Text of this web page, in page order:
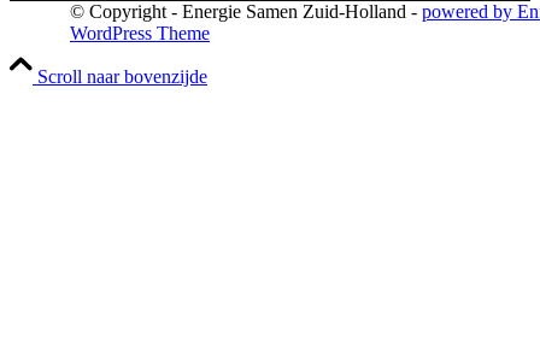
© Copyright - Energie Samen Zuid-Holland - powered by
WordPress Theme
Scroll naar bovenzijde